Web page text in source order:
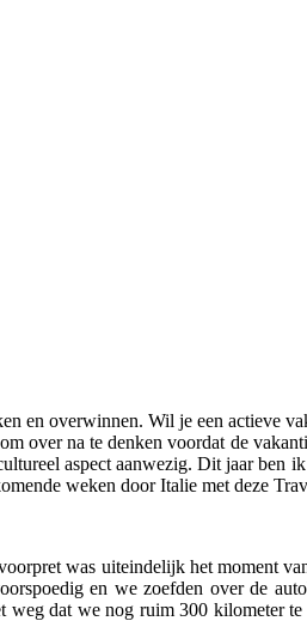
en overwinnen. Wil je een actieve
over na te denken voordat de
aspect aanwezig. Dit jaar ben
weken door Italie met deze
was uiteindelijk het moment
en we zoefden over de
dat we nog ruim 300 kilometer te